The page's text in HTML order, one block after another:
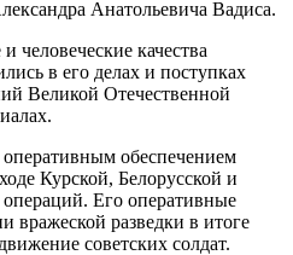
Анатольевича Вадиса.
человеческие качества
в его делах и поступках
Великой Отечественной
обеспечением
Курской, Белорусской и
Его оперативные
вражеской разведки в итоге
советских солдат.